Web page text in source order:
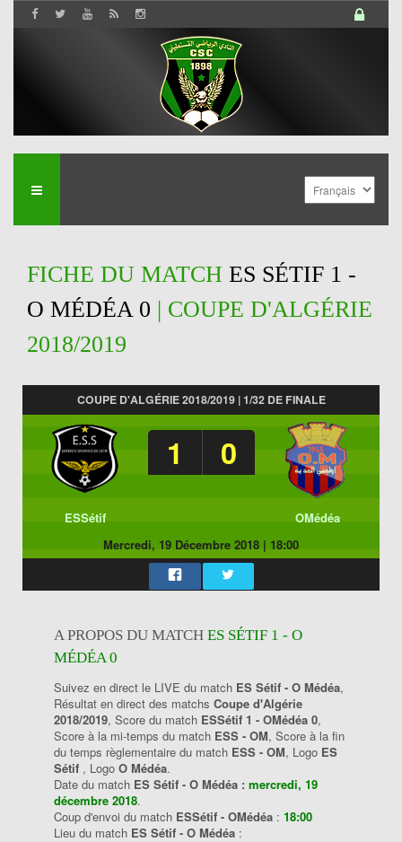
FICHE DU MATCH ES SÉTIF 1 -
O MÉDÉA 0 | COUPE D'ALGÉRIE
2018/2019
COUPE D'ALGÉRIE 2018/2019 | 1/32 DE FINALE
1 0
ESSétif
OMédéa
Mercredi, 19 Décembre 2018 | 18:00
A PROPOS DU MATCH ES SÉTIF 1 - O
MÉDÉA 0
Suivez en direct le LIVE du match ES Sétif - O Médéa,
Résultat en direct des matchs Coupe d'Algérie
2018/2019, Score du match ESSétif 1 - OMédéa 0,
Score à la mi-temps du match ESS - OM, Score à la fin
du temps règlementaire du match ESS - OM, Logo ES
Sétif , Logo O Médéa.
Date du match ES Sétif - O Médéa : mercredi, 19
décembre 2018.
Coup d'envoi du match ESSétif - OMédéa : 18:00
Lieu du match ES Sétif - O Médéa :